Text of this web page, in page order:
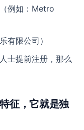
例如：Metro
有限公司）
士提前注册，那么
征，它就是独